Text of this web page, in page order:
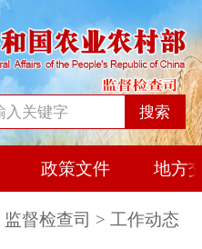
搜索
政策文件 地方
监督检查司 > 工作动态